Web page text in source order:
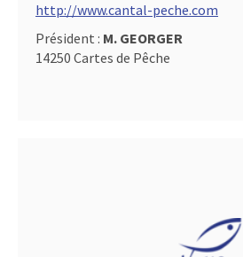
http://www.cantal-peche.com
Président : M. GEORGER
14250 Cartes de Pêche